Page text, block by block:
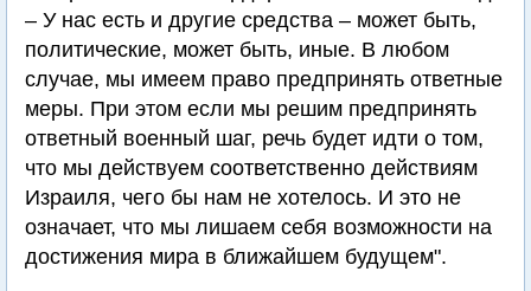
– У нас есть и другие средства – может быть,
политические, может быть, иные. В любом
случае, мы имеем право предпринять ответные
меры. При этом если мы решим предпринять
ответный военный шаг, речь будет идти о том,
что мы действуем соответственно действиям
Израиля, чего бы нам не хотелось. И это не
означает, что мы лишаем себя возможности на
достижения мира в ближайшем будущем".